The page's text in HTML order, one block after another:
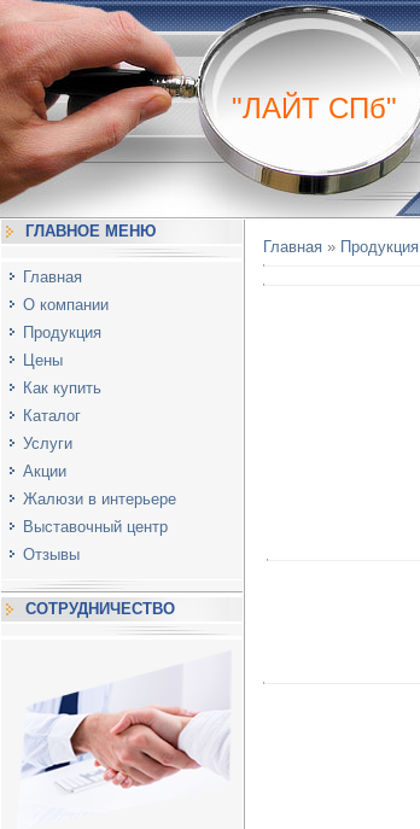
"ЛАЙТ СПб"
ГЛАВНОЕ МЕНЮ
Главная
О компании
Продукция
Цены
Как купить
Каталог
Услуги
Акции
Жалюзи в интерьере
Выставочный центр
Отзывы
СОТРУДНИЧЕСТВО
Главная » Продукция